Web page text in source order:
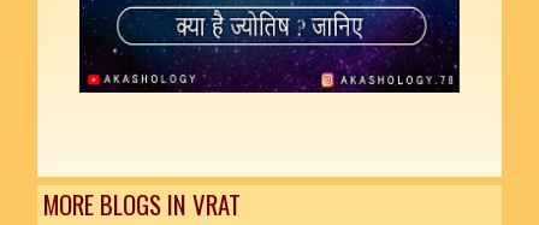
MORE BLOGS IN VRAT